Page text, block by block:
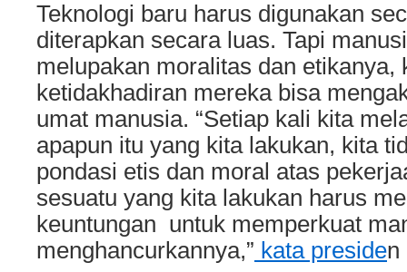
Teknologi baru harus digunakan
diterapkan secara luas. Tapi
melupakan moralitas dan etikanya,
ketidakhadiran mereka bisa
umat manusia. “Setiap kali kita
apapun itu yang kita lakukan, kita
pondasi etis dan moral atas
sesuatu yang kita lakukan harus
keuntungan untuk memperkuat
menghancurkannya,” kata presiden